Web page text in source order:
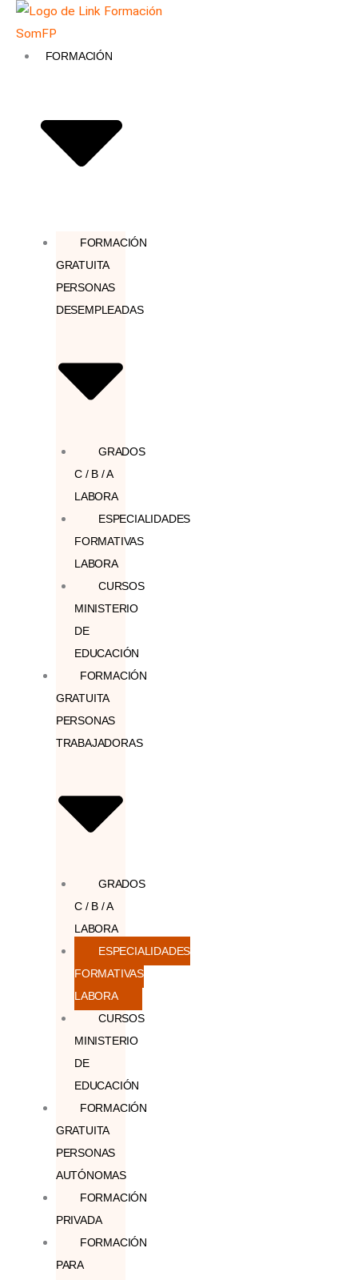
contenidoFORMACIÓN
FORMACIÓN
GRATUITA
PERSONAS
DESEMPLEADAS
GRADOS
C / B / A
LABORA
ESPECIALIDADES
FORMATIVAS
LABORA
CURSOS
MINISTERIO
DE
EDUCACIÓN
FORMACIÓN
GRATUITA
PERSONAS
TRABAJADORAS
GRADOS
C / B / A
LABORA
ESPECIALIDADES
FORMATIVAS
LABORA
CURSOS
MINISTERIO
DE
EDUCACIÓN
FORMACIÓN
GRATUITA
PERSONAS
AUTÓNOMAS
FORMACIÓN
PRIVADA
FORMACIÓN
PARA
Búsqueda
productos